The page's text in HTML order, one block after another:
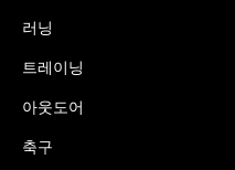
러닝
트레이닝
아웃도어
축구